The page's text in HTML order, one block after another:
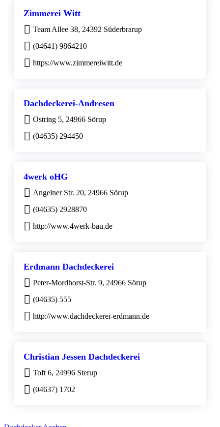
Zimmerei Witt
Team Allee 38, 24392 Süderbrarup
(04641) 9864210
https://www.zimmereiwitt.de
Dachdeckerei-Andresen
Ostring 5, 24966 Sörup
(04635) 294450
4werk oHG
Angelner Str. 20, 24966 Sörup
(04635) 2928870
http://www.4werk-bau.de
Erdmann Dachdeckerei
Peter-Mordhorst-Str. 9, 24966 Sörup
(04635) 555
http://www.dachdeckerei-erdmann.de
Christian Jessen Dachdeckerei
Toft 6, 24996 Sterup
(04637) 1702